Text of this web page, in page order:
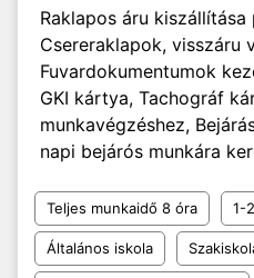
Raklapos áru
Csereraklapok, visszáru
Fuvardokumentumok
GKI kártya, Tachográf
munkavégzéshez,
napi bejárós munkára
Teljes munkaidő 8 óra 1-
Általános iskola